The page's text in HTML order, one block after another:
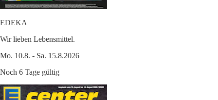
EDEKA
Wir lieben Lebensmittel.
Mo. 10.8. - Sa. 15.8.2026
Noch 6 Tage gültig